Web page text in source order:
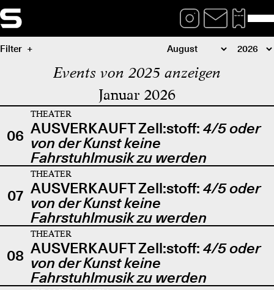
Filter
Events von 2025 anzeigen
Januar 2026
06
THEATER
AUSVERKAUFT Zell:stoff: 4/5 oder
von der Kunst keine
Fahrstuhlmusik zu werden
07
THEATER
AUSVERKAUFT Zell:stoff: 4/5 oder
von der Kunst keine
Fahrstuhlmusik zu werden
08
THEATER
AUSVERKAUFT Zell:stoff: 4/5 oder
von der Kunst keine
Fahrstuhlmusik zu werden